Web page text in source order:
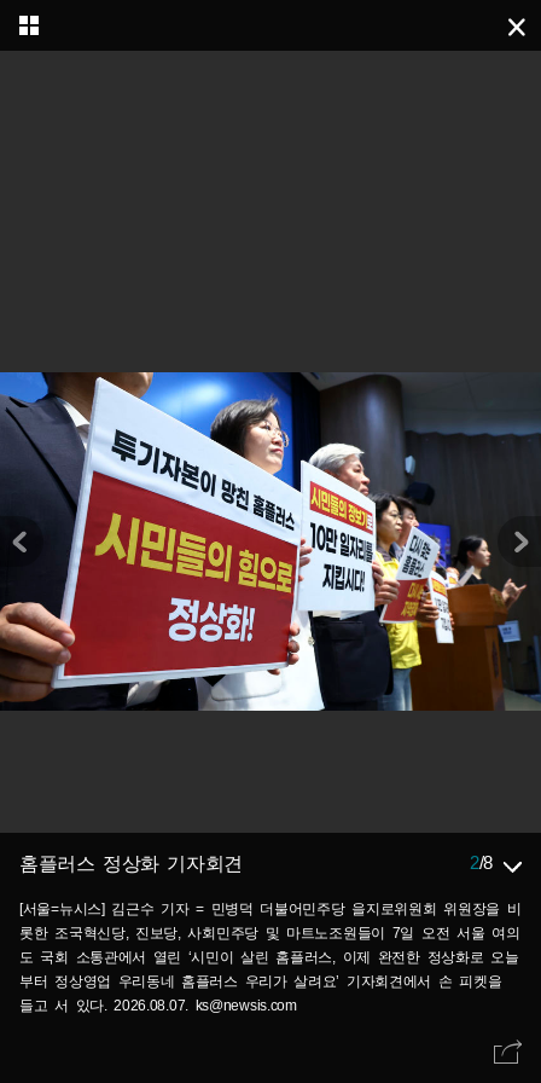
홈플러스 정상화 기자회견 2/8
[서울=뉴시스] 김근수 기자 = 민병덕 더불어민주당 을지로위원회 위원장을 비
롯한 조국혁신당, 진보당, 사회민주당 및 마트노조원들이 7일 오전 서울 여의
도 국회 소통관에서 열린 ‘시민이 살린 홈플러스, 이제 완전한 정상화로 오늘
부터 정상영업 우리동네 홈플러스 우리가 살려요’ 기자회견에서 손 피켓을
들고 서 있다. 2026.08.07. ks@newsis.com